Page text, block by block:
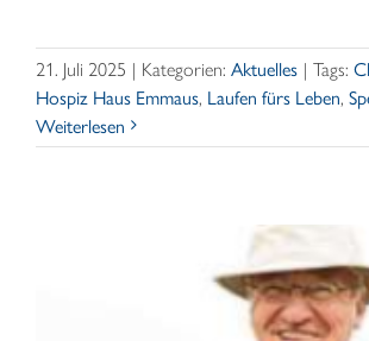
21. Juli 2025 | Kategorien: Aktuelles | Tags:
Hospiz Haus Emmaus, Laufen fürs Leben,
Weiterlesen